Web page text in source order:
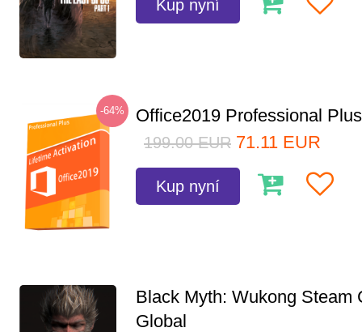
Kup nyní
-64% Office2019 Professional
199.00 EUR 71.11 EUR
Kup nyní
Black Myth: Wukong Steam
Global